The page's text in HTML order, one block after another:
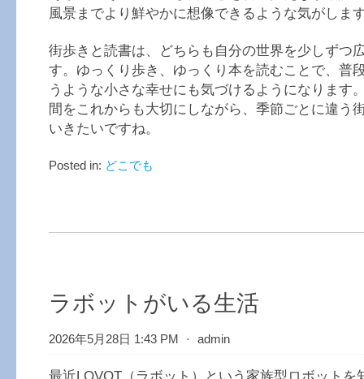
風景までより鮮やかに想像できるような気がしま
街歩きと読書は、どちらも自分の世界を少しずつ
す。ゆっくり歩き、ゆっくり本を読むことで、普
うような小さな幸せにも気づけるようになります
間をこれからも大切にしながら、季節ごとに違う
いきたいですね。
Posted in: どこでも
ラボットがいる生活
2026年5月28日 1:43 PM ⋅ admin
最近LOVOT（ラボット）という家族型ロボットを